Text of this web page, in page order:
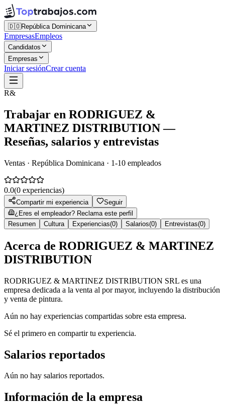
🇩🇴República Dominicana
EmpresasEmpleos
Candidatos
Empresas
Iniciar sesiónCrear cuenta
R&
Trabajar en RODRIGUEZ &
MARTINEZ DISTRIBUTION—
Reseñas, salarios y entrevistas
Ventas · República Dominicana · 1-10 empleados
0.0(0 experiencias)
Compartir mi experiencia
Seguir
¿Eres el empleador? Reclama este perfil
Resumen
Cultura Experiencias(0) Salarios(0) Entrevistas(0)
Acerca de RODRIGUEZ & MARTINEZ
DISTRIBUTION
RODRIGUEZ & MARTINEZ DISTRIBUTION SRL es una
empresa dedicada a la venta al por mayor, incluyendo la distribución
y venta de pintura.
Aún no hay experiencias compartidas sobre esta empresa.
Sé el primero en compartir tu experiencia.
Salarios reportados
Aún no hay salarios reportados.
Información de la empresa